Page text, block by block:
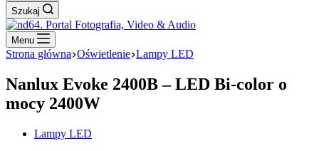
Szukaj
Menu
Strona główna Oświetlenie Lampy LED
Nanlux Evoke 2400B – LED Bi-color o
mocy 2400W
Lampy LED